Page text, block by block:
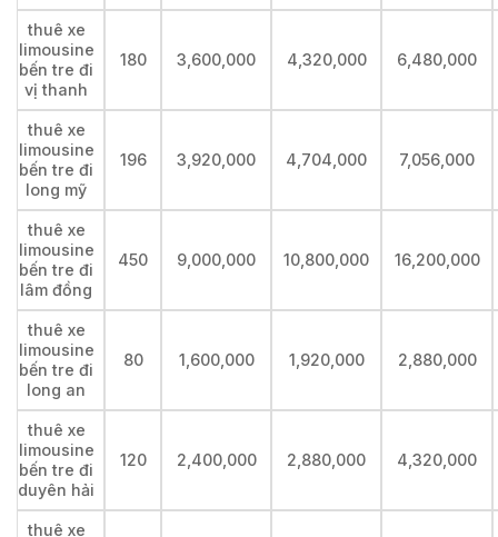
thuê xe
limousine
bến tre đi
vị thanh
180 3,600,000 4,320,000 6,480,000
thuê xe
limousine
bến tre đi
long mỹ
196 3,920,000 4,704,000 7,056,000
thuê xe
limousine
bến tre đi
lâm đồng
450 9,000,000 10,800,000 16,200,000
thuê xe
limousine
bến tre đi
long an
80 1,600,000 1,920,000 2,880,000
thuê xe
limousine
bến tre đi
duyên hải
120 2,400,000 2,880,000 4,320,000
thuê xe